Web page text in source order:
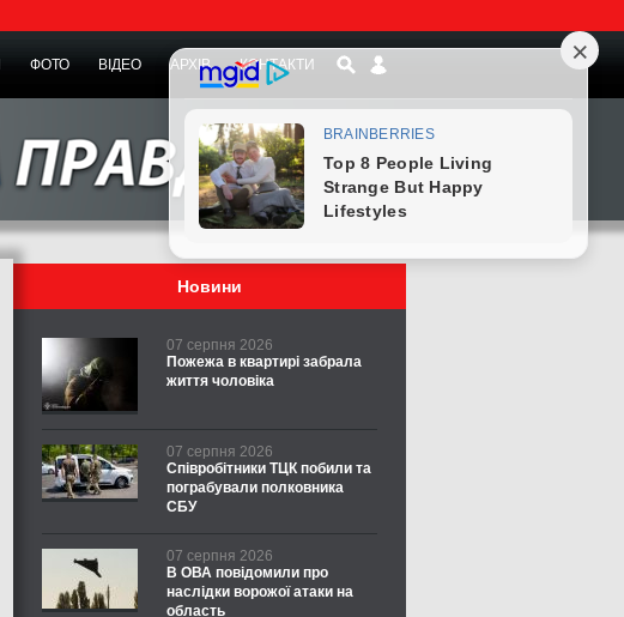
ФОТО ВІДЕО АРХІВ КОНТАКТИ
Новини
07 серпня 2026
Пожежа в квартирі забрала
життя чоловіка
07 серпня 2026
Співробітники ТЦК побили та
пограбували полковника
СБУ
07 серпня 2026
В ОВА повідомили про
наслідки ворожої атаки на
область